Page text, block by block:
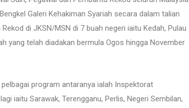
Galeri Kehakiman Syariah secara dalam talian
di JKSN/MSN di 7 buah negeri iaitu Kedah, Pulau
yang telah diadakan bermula Ogos hingga November
program antaranya ialah Inspektorat
iaitu Sarawak, Terengganu, Perlis, Negeri Sembilan,